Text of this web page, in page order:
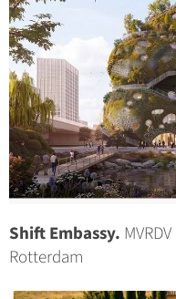
Shift Embassy.
Rotterdam